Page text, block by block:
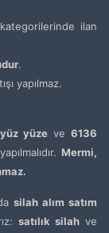
ilan
.
yapılmaz.
yüz yüze ve6136
Mermi,
silah alım satım
satılık silah ve